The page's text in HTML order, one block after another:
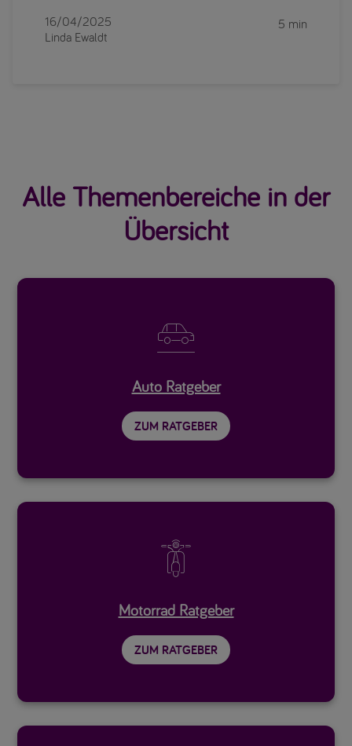
16/04/2025
Linda Ewaldt
5 min
Alle Themenbereiche in der
Übersicht

Auto Ratgeber
ZUM RATGEBER

Motorrad Ratgeber
ZUM RATGEBER